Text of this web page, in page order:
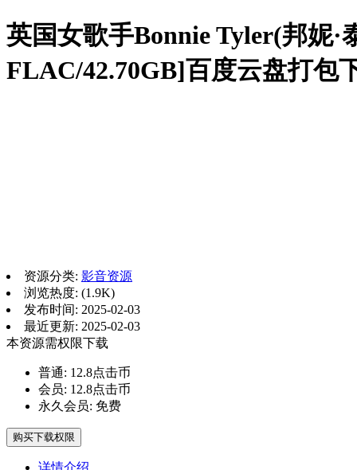
英国女歌手Bonnie Tyler(邦妮
FLAC/42.70GB]百度云盘打包
资源分类: 影音资源
浏览热度: (1.9K)
发布时间: 2025-02-03
最近更新: 2025-02-03
本资源需权限下载
普通: 12.8点击币
会员: 12.8点击币
永久会员: 免费
购买下载权限
详情介绍